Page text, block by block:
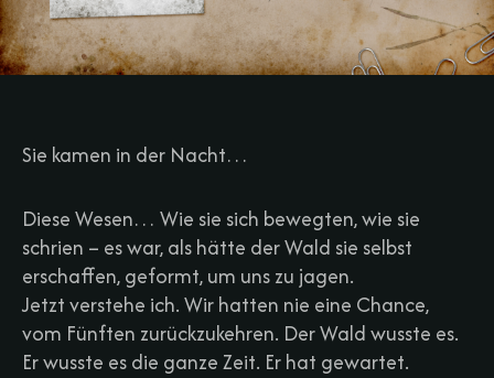
Sie kamen in der Nacht…
Diese Wesen… Wie sie sich bewegten, wie sie
schrien – es war, als hätte der Wald sie selbst
erschaffen, geformt, um uns zu jagen.
Jetzt verstehe ich. Wir hatten nie eine Chance,
vom Fünften zurückzukehren. Der Wald wusste es.
Er wusste es die ganze Zeit. Er hat gewartet.